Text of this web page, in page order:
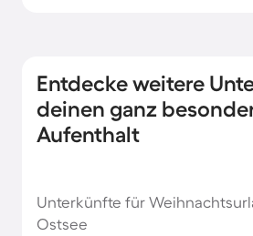
Unterkünfte für Weihnachten
Unterkünfte für Weihnachten
Entdecke weitere
deinen ganz
Aufenthalt
Unterkünfte für
Ostsee